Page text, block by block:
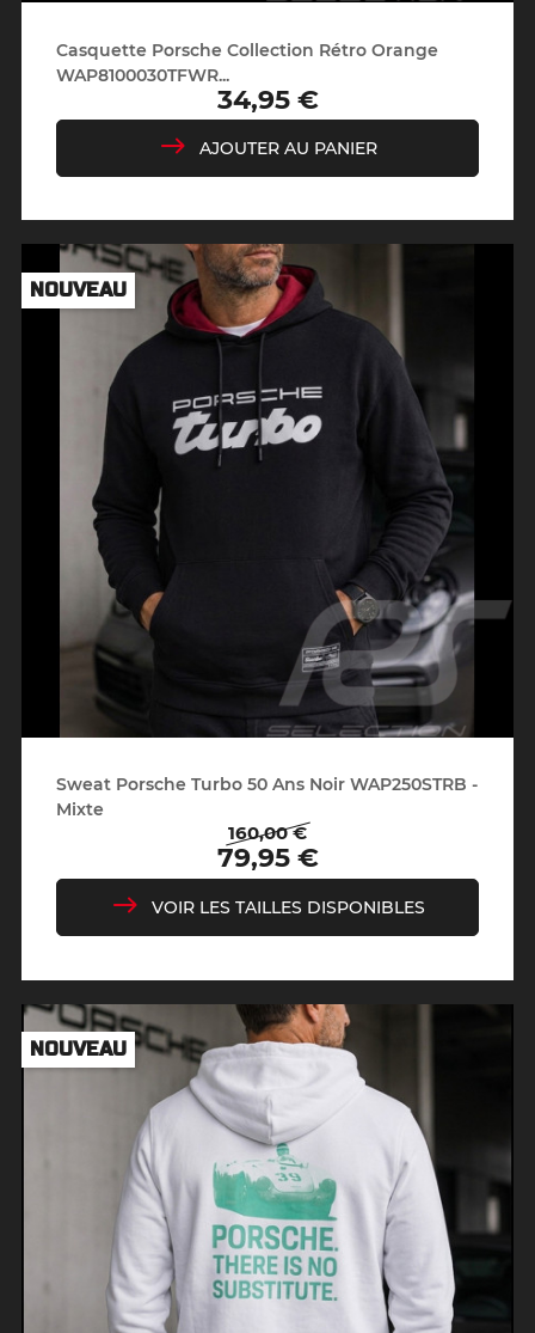
Casquette Porsche Collection Rétro Orange
WAP8100030TFWR...
Prix
34,95 €
AJOUTER AU PANIER
Sweat Porsche Turbo 50 Ans Noir WAP250STRB -
Mixte
Prix
de
base
160,00 €
Prix
79,95 €
VOIR LES TAILLES DISPONIBLES
NOUVEAU
NOUVEAU